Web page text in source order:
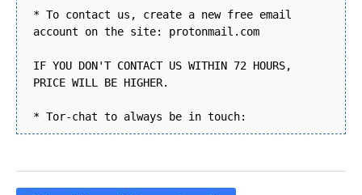
* To contact us, create a new free email
account on the site: protonmail.com
IF YOU DON'T CONTACT US WITHIN 72 HOURS,
PRICE WILL BE HIGHER.
* Tor-chat to always be in touch: